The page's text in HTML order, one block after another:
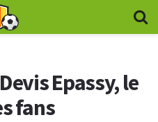
Epassy, le
fans